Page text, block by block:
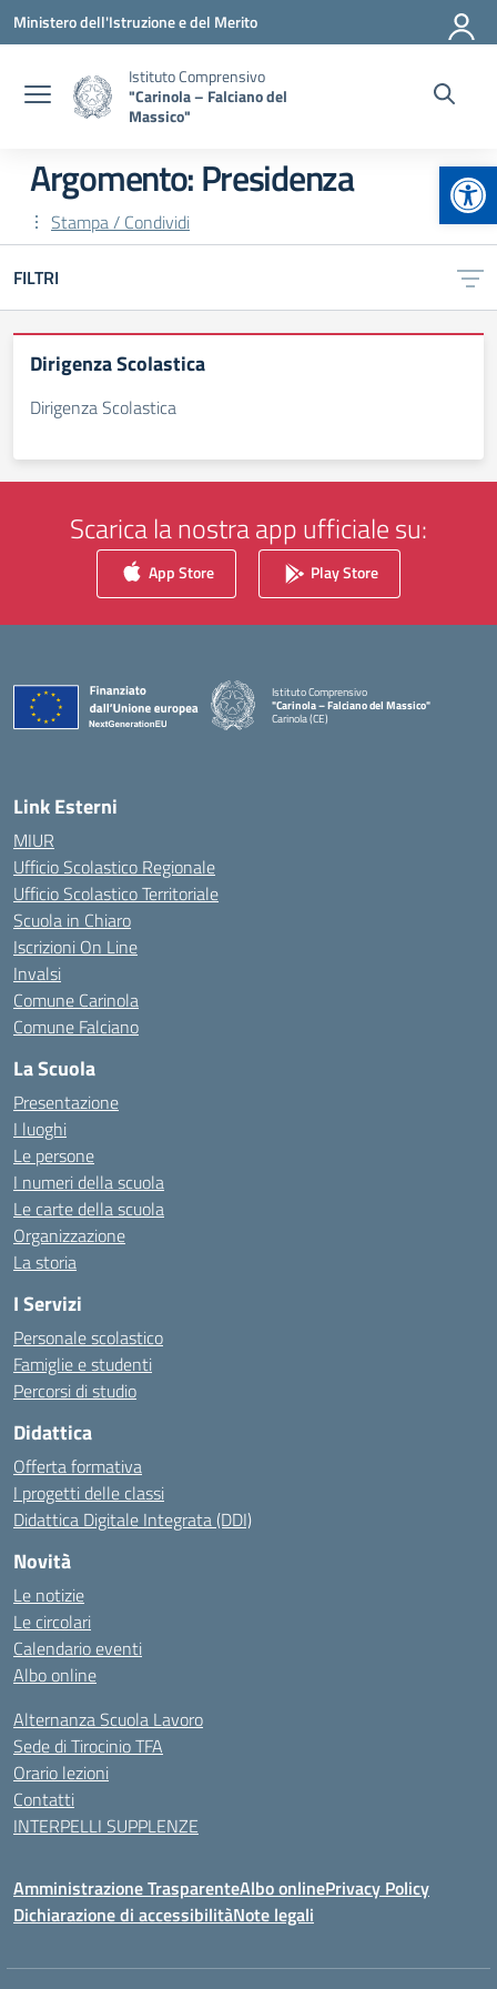
Vai ai contenuti
Vai al menu di navigazione
Vai al footer
Ministero dell'Istruzione e del Merito
Istituto Comprensivo
"Carinola – Falciano del
Massico"
Argomento: Presidenza
Stampa / Condividi
FILTRI
Dirigenza Scolastica
Dirigenza Scolastica
Scarica la nostra app ufficiale su:
App Store Play Store
Istituto Comprensivo
"Carinola – Falciano del Massico"
Carinola (CE)
Link Esterni
MIUR
Ufficio Scolastico Regionale
Ufficio Scolastico Territoriale
Scuola in Chiaro
Iscrizioni On Line
Invalsi
Comune Carinola
Comune Falciano
La Scuola
Presentazione
I luoghi
Le persone
I numeri della scuola
Le carte della scuola
Organizzazione
La storia
I Servizi
Personale scolastico
Famiglie e studenti
Percorsi di studio
Didattica
Offerta formativa
I progetti delle classi
Didattica Digitale Integrata (DDI)
Novità
Le notizie
Le circolari
Calendario eventi
Albo online
Alternanza Scuola Lavoro
Sede di Tirocinio TFA
Orario lezioni
Contatti
INTERPELLI SUPPLENZE
Amministrazione TrasparenteAlbo onlinePrivacy Policy
Dichiarazione di accessibilitàNote legali